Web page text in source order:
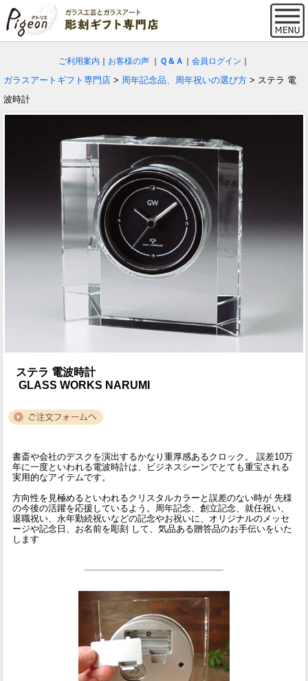
ご利用案内 お客様の声 Ｑ＆Ａ 会員ログイン
ガラスアートギフト専門店 > 周年記念品、周年祝いの選び方 > ステラ 電
波時計
ステラ 電波時計
GLASS WORKS NARUMI
書斎や会社のデスクを演出するかなり重厚感あるクロック。 誤差10万
年に一度といわれる電波時計は、ビジネスシーンでとても重宝される
実用的なアイテムです。
方向性を見極めるといわれるクリスタルカラーと誤差のない時が 先様
の今後の活躍を応援しているよう。周年記念、創立記念、就任祝い、
退職祝い、永年勤続祝いなどの記念やお祝いに、オリジナルのメッセ
ージや記念日、お名前を彫刻 して、気品ある贈答品のお手伝いをいた
します